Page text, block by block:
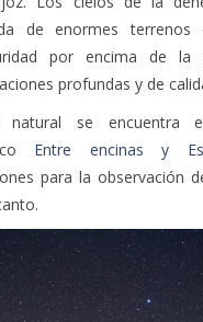
de enormes terrenos
por encima de la
profundas y de
para la observación